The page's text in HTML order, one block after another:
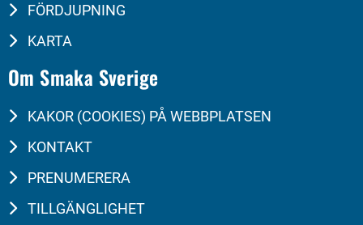
FÖRDJUPNING
KARTA
Om Smaka Sverige
KAKOR (COOKIES) PÅ WEBBPLATSEN
KONTAKT
PRENUMERERA
TILLGÄNGLIGHET